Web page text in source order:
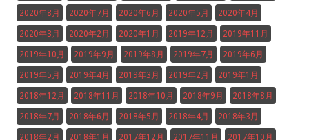
2020年8月 2020年7月 2020年6月 2020年5月 2020年4月
2020年3月 2020年2月 2020年1月 2019年12月 2019年11月
2019年10月 2019年9月 2019年8月 2019年7月 2019年6月
2019年5月 2019年4月 2019年3月 2019年2月 2019年1月
2018年12月 2018年11月 2018年10月 2018年9月 2018年8月
2018年7月 2018年6月 2018年5月 2018年4月 2018年3月
2018年2月 2018年1月 2017年12月 2017年11月 2017年10月